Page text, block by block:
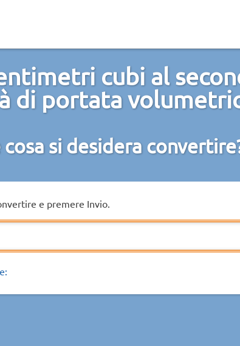
cubi al
di portata
cosa si desidera
e premere Invio.